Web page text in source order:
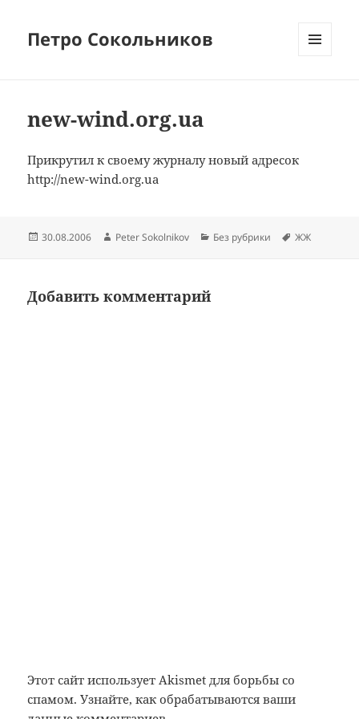
Петро Сокольников
new-wind.org.ua
Прикрутил к своему журналу новый адресок
http://new-wind.org.ua
Опубликовано
30.08.2006 Автор
Peter Sokolnikov Рубрики
Без рубрики Метки
ЖЖ
Добавить комментарий
Этот сайт использует Akismet для борьбы со
спамом.Узнайте, как обрабатываются ваши